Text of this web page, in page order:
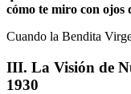
cómo te miro con ojos
Cuando la Bendita
III. La Visión de
1930